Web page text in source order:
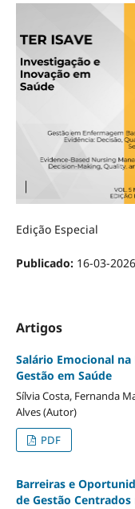
Edição Especial
Publicado: 16-03-2026
Artigos
Salário Emocional
Gestão em Saúde
Sílvia Costa, Fernanda
Alves (Autor)
PDF
Barreiras e
de Gestão